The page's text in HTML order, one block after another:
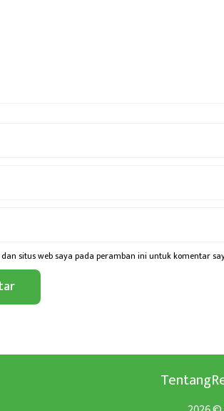
situs web saya pada peramban ini untuk komentar
Tentang